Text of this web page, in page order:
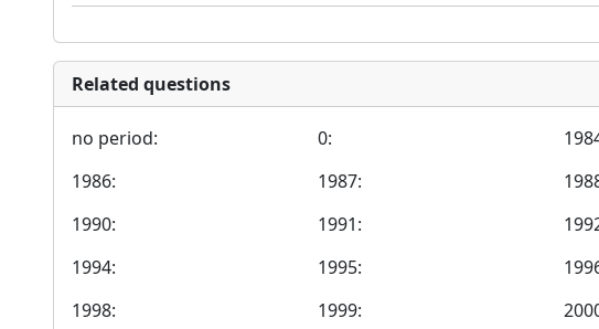
Related questions
no period: 0:
1986:
1987:
1990:
1991:
1994:
1995:
1998:
1999: